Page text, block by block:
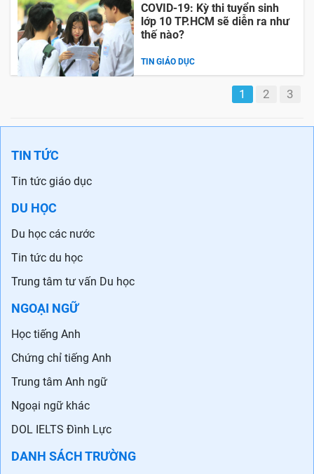
COVID-19: Kỳ thi tuyển sinh
lớp 10 TP.HCM sẽ diễn ra như
thế nào?
TIN GIÁO DỤC
1 2 3
TIN TỨC
Tin tức giáo dục
DU HỌC
Du học các nước
Tin tức du học
Trung tâm tư vấn Du học
NGOẠI NGỮ
Học tiếng Anh
Chứng chỉ tiếng Anh
Trung tâm Anh ngữ
Ngoại ngữ khác
DOL IELTS Đình Lực
DANH SÁCH TRƯỜNG